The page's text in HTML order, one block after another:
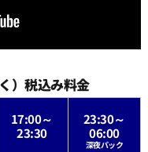
）税込み料金
17:00～
23:30
23:30～
06:00
深夜パック